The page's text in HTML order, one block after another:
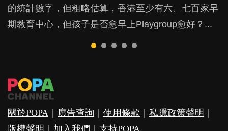
的統計數字，但粗略估算，香港至少有六、七百家早
期教育中心，但孩子是否愈早上Playgroup愈好？...
戲方式學習，學術能力和自制能力亦明顯比其他小朋
友優勝，到底這課程有何特別之處？...
朋友的念頭。但為何爸爸患上產後抑鬱往往難以察
覺？...
是在職好。雖說每個家庭都有自己的獨特狀況和考慮
因素，但原來全職和在職媽媽所養育的子女其實都各
他們放東西入口，隨時會影響孩子的身心發展？...
關於POPA 廣告查詢 使用條款 私隱政策聲明